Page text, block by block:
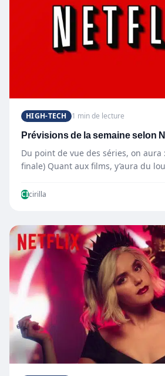
HIGH-TECH 1 min de lecture
Prévisions de la semaine selon
Du point de vue des séries, on aura
finale) Quant aux films, y’aura du
CIcirilla